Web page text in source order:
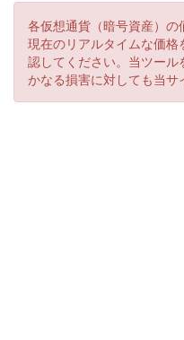
各仮想通貨（暗号資産）の
現在のリアルタイムな価
認してください。当ツー
かなる損害に対しても当サ